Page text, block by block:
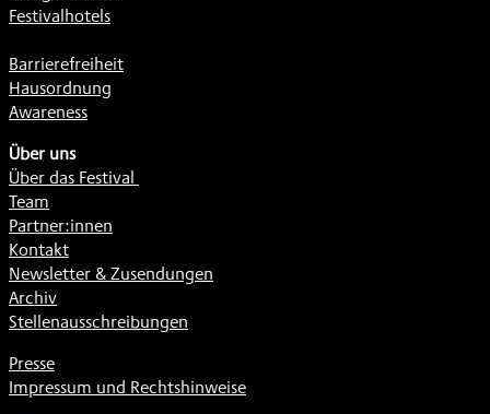
Festivalhotels
Barrierefreiheit
Hausordnung
Awareness
Über uns
Über das Festival
Team
Partner:innen
Kontakt
Newsletter & Zusendungen
Archiv
Stellenausschreibungen
Presse
Impressum und Rechtshinweise